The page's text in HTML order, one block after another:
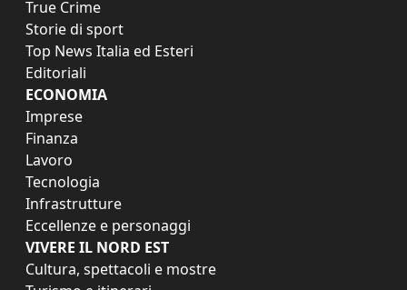
True Crime
Storie di sport
Top News Italia ed Esteri
Editoriali
ECONOMIA
Imprese
Finanza
Lavoro
Tecnologia
Infrastrutture
Eccellenze e personaggi
VIVERE IL NORD EST
Cultura, spettacoli e mostre